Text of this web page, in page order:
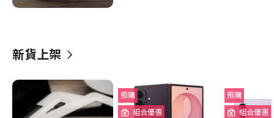
新貨上架
預購
組合優惠
預購
組合優惠